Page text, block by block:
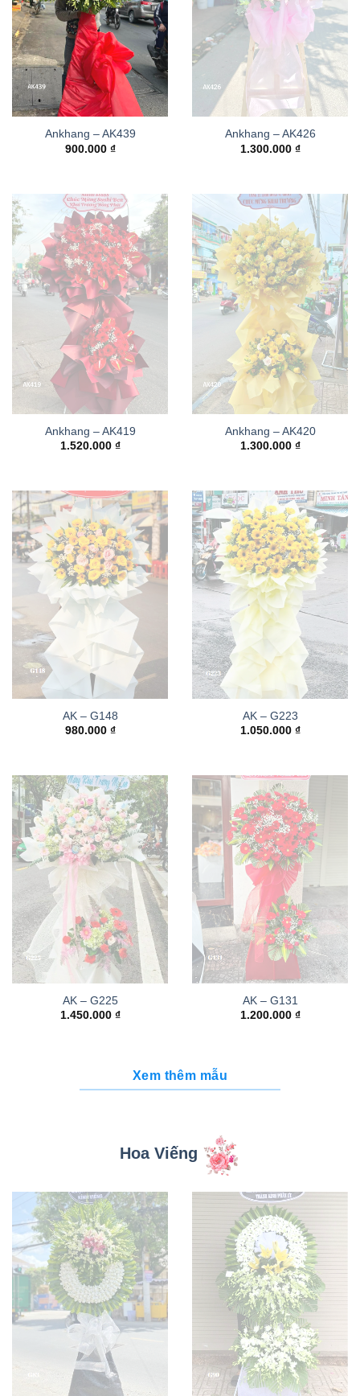
Ankhang – AK439
900.000 ₫
Ankhang – AK426
1.300.000 ₫
Ankhang – AK419
1.520.000 ₫
Ankhang – AK420
1.300.000 ₫
AK – G148
980.000 ₫
AK – G223
1.050.000 ₫
AK – G225
1.450.000 ₫
AK – G131
1.200.000 ₫
Xem thêm mẫu
Hoa Viếng